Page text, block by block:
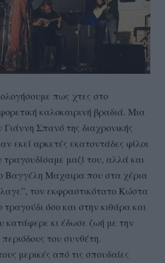
πως χτες στο
καλοκαιρινή βραδιά. Μια
Σπανό της διαχρονικής
εκεί αρκετές εκατοντάδες φίλοι
τραγουδίσαμε μαζί του, αλλά και
Βαγγέλη Μαχαιρα που στα χέρια
τον εκφραστικότατο Κώστα
όσο και στην κιθάρα και
κατάφερε κι έδωσε ζωή με την
του συνθέτη.
μερικές από τις σπουδαίες